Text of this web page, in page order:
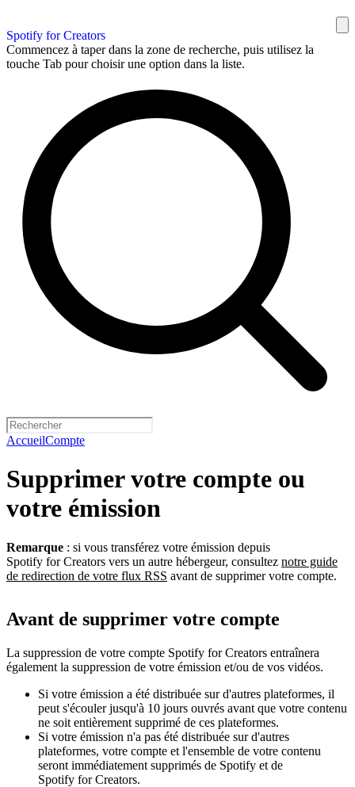
Spotify for Creators
Commencez à taper dans la zone de recherche, puis utilisez la
touche Tab pour choisir une option dans la liste.
AccueilCompte
Supprimer votre compte ou
votre émission
Remarque : si vous transférez votre émission depuis
Spotify for Creators vers un autre hébergeur, consultez notre guide
de redirection de votre flux RSS avant de supprimer votre compte.
Avant de supprimer votre compte
La suppression de votre compte Spotify for Creators entraînera
également la suppression de votre émission et/ou de vos vidéos.
Si votre émission a été distribuée sur d'autres plateformes, il
peut s'écouler jusqu'à 10 jours ouvrés avant que votre contenu
ne soit entièrement supprimé de ces plateformes.
Si votre émission n'a pas été distribuée sur d'autres
plateformes, votre compte et l'ensemble de votre contenu
seront immédiatement supprimés de Spotify et de
Spotify for Creators.